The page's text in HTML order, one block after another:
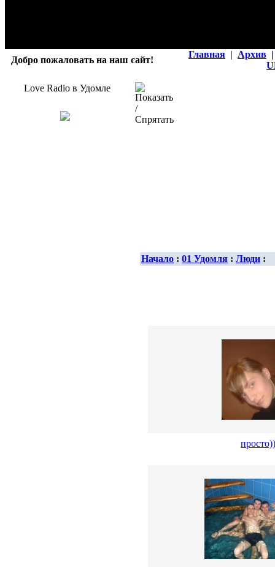
Добро пожаловать на наш сайт!
Главная | Архив |
Love Radio в Удомле
Начало : 01 Удомля : Люди :
просто))